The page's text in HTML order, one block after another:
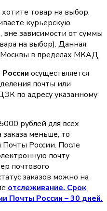
товар на выбор,
курьерскую
вне зависимости от суммы
на выбор). Данная
Москвы в пределах МКАД.
осуществляется
почты или
по адресу указанному
рублей для всех
заказа меньше, то
Почты России. После
почту
почтового
заказов можно на
oтслеживание. Срок
Почты России – 30 дней.